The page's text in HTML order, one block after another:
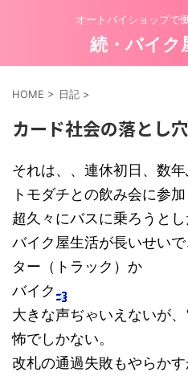
オートバイショップで
続・バイク
HOME > 日記 >
カード社会の落とし
それは、、連休初日、数
トモダチとの飲み会に参
超久々にバスに乗ろうとし
バイク屋生活が長いせい
ター（トラック）か
バイク
大きな声ぢゃいえないが
怖でしかない。
改札の通過失敗もやらかす